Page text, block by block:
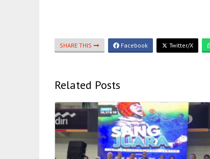
SHARE THIS Facebook Twitter/X
Related Posts